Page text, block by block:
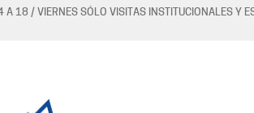
18 / VIERNES SÓLO VISITAS INSTITUCIONALES Y